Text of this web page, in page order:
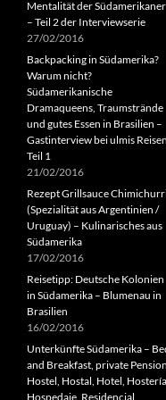
Mentalität der Südamerikaner
– Teil 2 der Interviewserie
27/02/2016
Backpacking in Südamerika?
Warum nicht?
Südamerikanische
Dramaqueens, Traumstrände
und gutes Essen in Brasilien –
Gastinterview bei ulmis
Teil 1
21/02/2016
Rezept Grillsauce
(Spezialität aus Argentinien /
Uruguay) – Kulinarisches aus
Südamerika
17/02/2016
Reisetipp: Deutsche Kolonien
in Südamerika – Blumenau in
Brasilien
16/02/2016
Unterkünfte Südamerika –
and Breakfast, private
Hostel, Hostal, Hotel,
Hospedaje, Residencial,